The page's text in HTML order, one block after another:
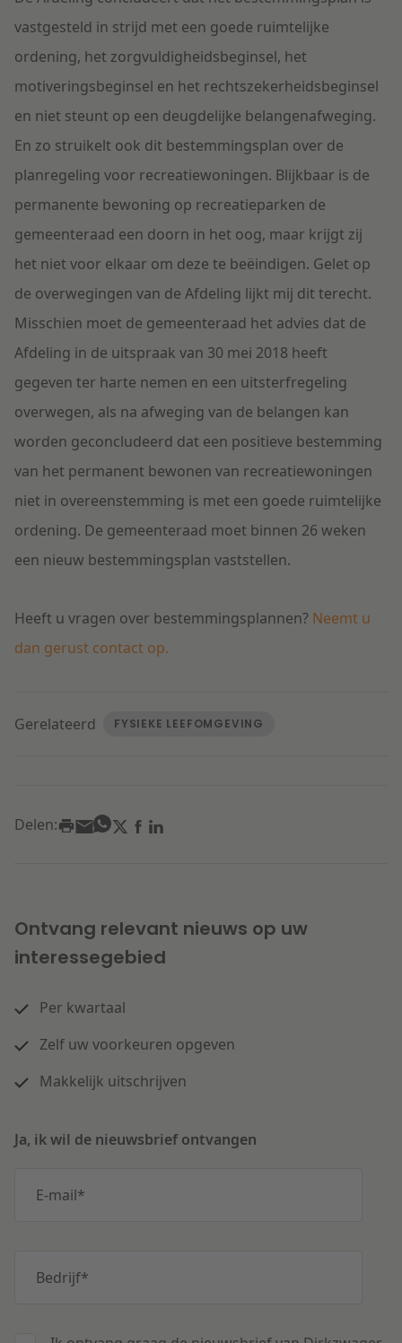
vastgesteld in strijd met een goede ruimtelijke
ordening, het zorgvuldigheidsbeginsel, het
motiveringsbeginsel en het rechtszekerheidsbeginsel
en niet steunt op een deugdelijke belangenafweging.
En zo struikelt ook dit bestemmingsplan over de
planregeling voor recreatiewoningen. Blijkbaar is de
permanente bewoning op recreatieparken de
gemeenteraad een doorn in het oog, maar krijgt zij
het niet voor elkaar om deze te beëindigen. Gelet op
de overwegingen van de Afdeling lijkt mij dit terecht.
Misschien moet de gemeenteraad het advies dat de
Afdeling in de uitspraak van 30 mei 2018 heeft
gegeven ter harte nemen en een uitsterfregeling
overwegen, als na afweging van de belangen kan
worden geconcludeerd dat een positieve bestemming
van het permanent bewonen van recreatiewoningen
niet in overeenstemming is met een goede ruimtelijke
ordening. De gemeenteraad moet binnen 26 weken
een nieuw bestemmingsplan vaststellen.
Heeft u vragen over bestemmingsplannen? Neemt u
dan gerust contact op.
Gerelateerd FYSIEKE LEEFOMGEVING
Delen:
Ontvang relevant nieuws op uw
interessegebied
Per kwartaal
Zelf uw voorkeuren opgeven
Makkelijk uitschrijven
Ja, ik wil de nieuwsbrief ontvangen
E-mail*
Bedrijf*